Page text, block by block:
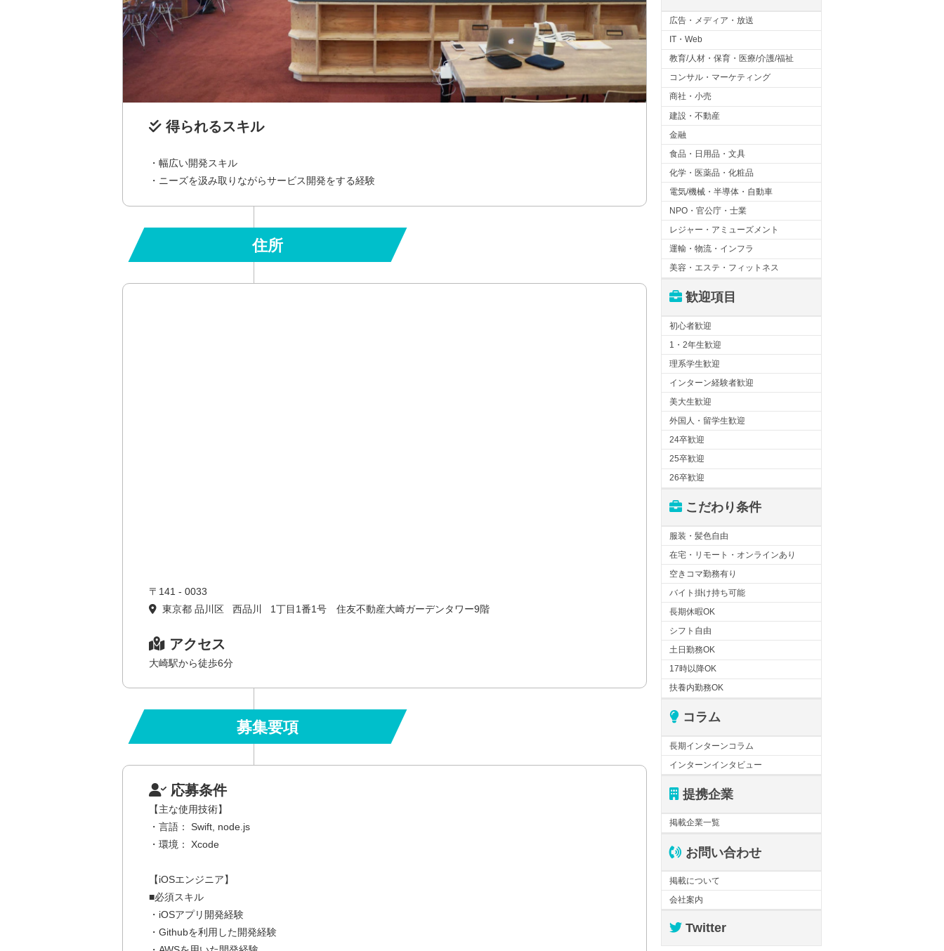
得られるスキル
・幅広い開発スキル
・ニーズを汲み取りながらサービス開発をする経験
住所
〒141 - 0033
東京都 品川区 西品川 1丁目1番1号 住友不動産大崎ガーデンタワー9階
アクセス
大崎駅から徒歩6分
募集要項
応募条件
【主な使用技術】
・言語： Swift, node.js
・環境： Xcode
【iOSエンジニア】
■必須スキル
・iOSアプリ開発経験
・Githubを利用した開発経験
広告・メディア・放送
IT・Web
教育/人材・保育・医療/介護/福祉
コンサル・マーケティング
商社・小売
建設・不動産
金融
食品・日用品・文具
化学・医薬品・化粧品
電気/機械・半導体・自動車
NPO・官公庁・士業
レジャー・アミューズメント
運輸・物流・インフラ
美容・エステ・フィットネス
歓迎項目
初心者歓迎
1・2年生歓迎
理系学生歓迎
インターン経験者歓迎
美大生歓迎
外国人・留学生歓迎
24卒歓迎
25卒歓迎
26卒歓迎
こだわり条件
服装・髪色自由
在宅・リモート・オンラインあり
空きコマ勤務有り
バイト掛け持ち可能
長期休暇OK
シフト自由
土日勤務OK
17時以降OK
扶養内勤務OK
コラム
長期インターンコラム
インターンインタビュー
提携企業
掲載企業一覧
お問い合わせ
掲載について
会社案内
Twitter